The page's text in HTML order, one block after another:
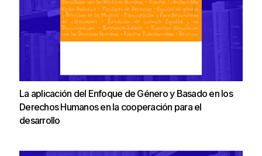
La aplicación del Enfoque de Género y Basado en los
Derechos Humanos en la cooperación para el
desarrollo